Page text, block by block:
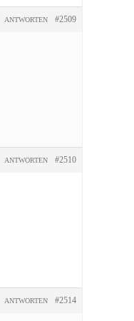
#2509
ANTWORTEN
#2510
ANTWORTEN
#2514
ANTWORTEN